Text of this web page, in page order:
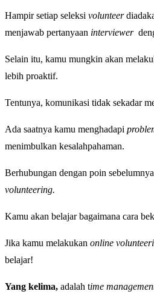
Hampir setiap seleksi volunteer
menjawab pertanyaan interviewer
Selain itu, kamu mungkin akan
lebih proaktif.
Tentunya, komunikasi tidak sekadar
Ada saatnya kamu menghadapi
menimbulkan kesalahpahaman.
Berhubungan dengan poin
volunteering.
Kamu akan belajar bagaimana cara
Jika kamu melakukan online
belajar!
Yang kelima, adalah time